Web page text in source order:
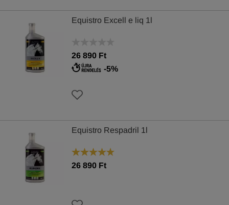
Equistro Excell e liq 1l
26 890 Ft
-5%
Equistro Respadril 1l
26 890 Ft